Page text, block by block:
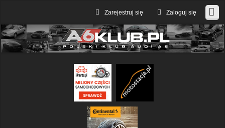
Zaloguj się
Zarejestruj się